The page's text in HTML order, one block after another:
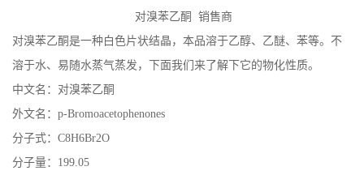
对溴苯乙酮 销售商
对溴苯乙酮是一种白色片状结晶，本品溶于乙醇、乙醚、苯等。不
溶于水、易随水蒸气蒸发，下面我们来了解下它的物化性质。
中文名：对溴苯乙酮
外文名：p-Bromoacetophenones
分子式：C8H6Br2O
分子量：199.05